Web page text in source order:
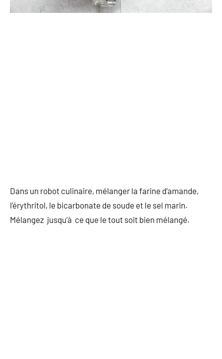
Dans un robot culinaire, mélanger la farine d’amande,
l’érythritol, le bicarbonate de soude et le sel marin.
Mélangez jusqu’à ce que le tout soit bien mélangé.